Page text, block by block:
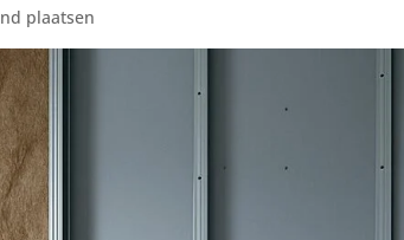
plaatsen​